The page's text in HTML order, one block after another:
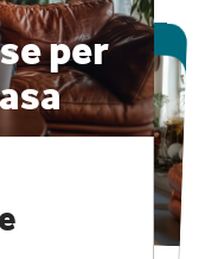
per
e
speciali